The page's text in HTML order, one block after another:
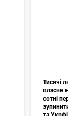
Тисячі
власне
сотні